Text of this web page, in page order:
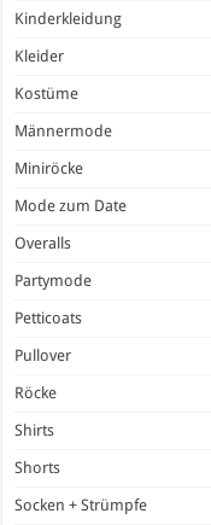
Kinderkleidung
Kleider
Kostüme
Männermode
Miniröcke
Mode zum Date
Overalls
Partymode
Petticoats
Pullover
Röcke
Shirts
Shorts
Socken + Strümpfe